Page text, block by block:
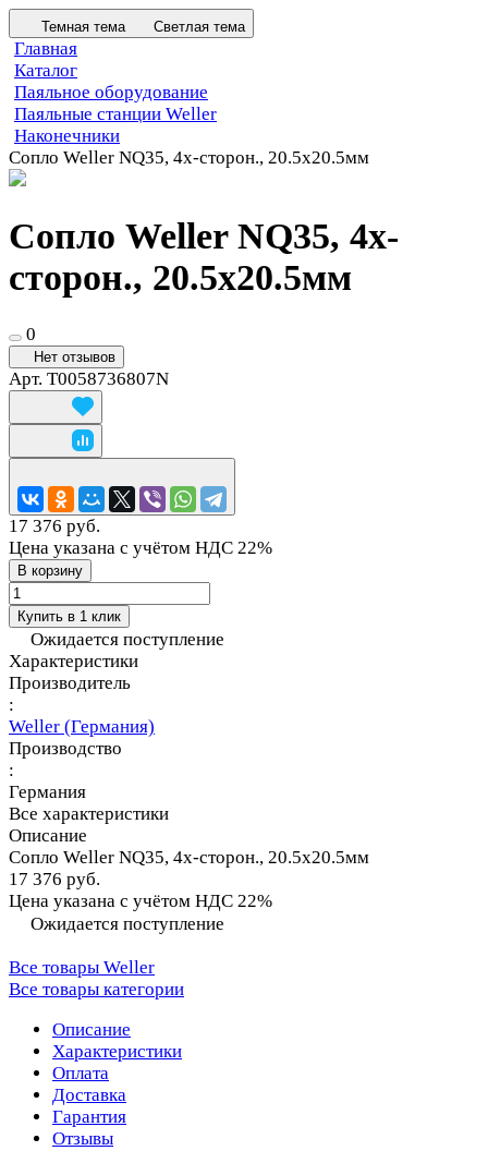
Темная тема Светлая тема
Главная
Каталог
Паяльное оборудование
Паяльные станции Weller
Наконечники
Сопло Weller NQ35, 4х-сторон., 20.5х20.5мм
Сопло Weller NQ35, 4х-
сторон., 20.5х20.5мм
0
Нет отзывов
Арт. T0058736807N
17 376 руб.
Цена указана с учётом НДС 22%
В корзину
Купить в 1 клик
Ожидается поступление
Характеристики
Производитель
:
Weller (Германия)
Производство
:
Германия
Все характеристики
Описание
Сопло Weller NQ35, 4х-сторон., 20.5х20.5мм
17 376 руб.
Цена указана с учётом НДС 22%
Ожидается поступление
Все товары Weller
Все товары категории
Описание
Характеристики
Оплата
Доставка
Гарантия
Отзывы